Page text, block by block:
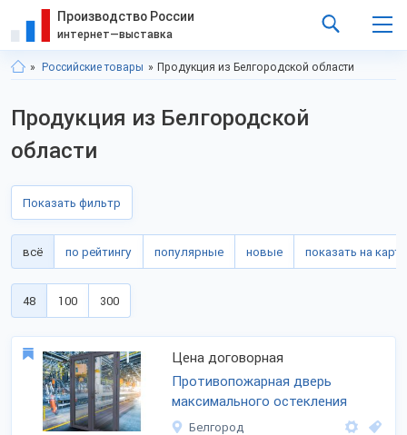
Производство России
интернет—выставка
Российские товары Продукция из Белгородской области
Продукция из Белгородской
области
Показать фильтр
всё по рейтингу популярные новые показать на карте
48 100 300
Цена договорная
Противопожарная дверь
максимального остекления
Белгород